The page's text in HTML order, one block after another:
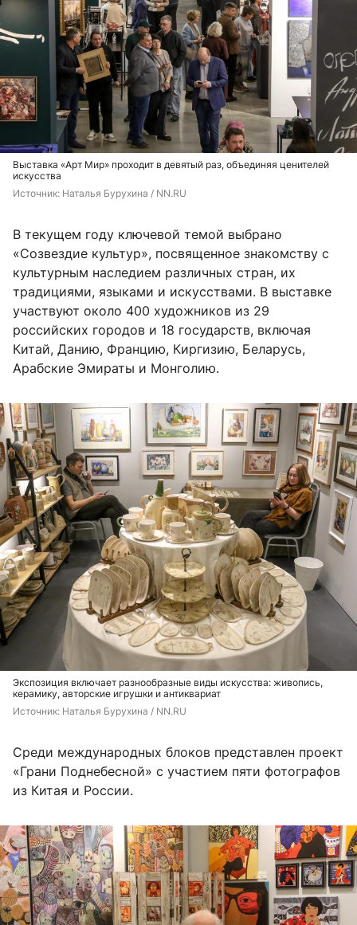
Выставка «Арт Мир» проходит в девятый раз, объединяя ценителей
искусства
Источник: Наталья Бурухина / NN.RU
В текущем году ключевой темой выбрано
«Созвездие культур», посвященное знакомству с
культурным наследием различных стран, их
традициями, языками и искусствами. В выставке
участвуют около 400 художников из 29
российских городов и 18 государств, включая
Китай, Данию, Францию, Киргизию, Беларусь,
Арабские Эмираты и Монголию.
Экспозиция включает разнообразные виды искусства: живопись,
керамику, авторские игрушки и антиквариат
Источник: Наталья Бурухина / NN.RU
Среди международных блоков представлен проект
«Грани Поднебесной» с участием пяти фотографов
из Китая и России.